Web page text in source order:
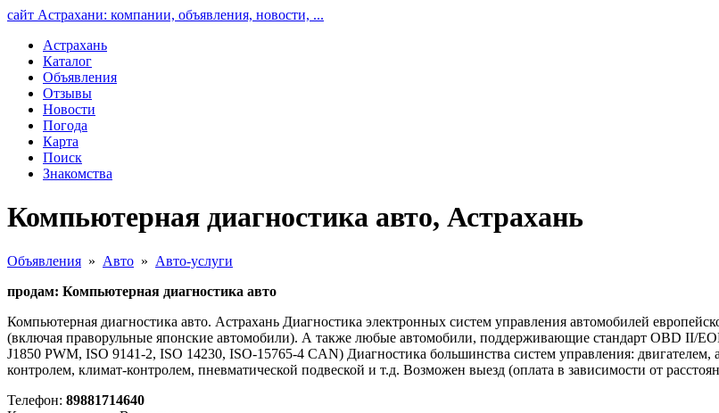
сайт Астрахани: компании, объявления, новости, ...
Астрахань
Каталог
Объявления
Отзывы
Новости
Погода
Карта
Поиск
Знакомства
Компьютерная диагностика авто, Астрахань
Объявления » Авто » Авто-услуги
продам: Компьютерная диагностика авто
Компьютерная диагностика авто. Астрахань Диагностика электронных систем управления автомобилей
(включая праворульные японские автомобили). А также любые автомобили, поддерживающие стандарт OBD II/
J1850 PWM, ISO 9141-2, ISO 14230, ISO-15765-4 CAN) Диагностика большинства систем управления:
контролем, климат-контролем, пневматической подвеской и т.д. Возможен выезд (оплата в зависимости от
Телефон: 89881714640